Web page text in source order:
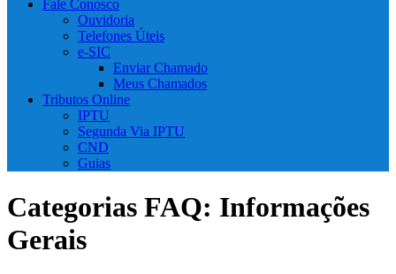
Fale Conosco
Ouvidoria
Telefones Úteis
e-SIC
Enviar Chamado
Meus Chamados
Tributos Online
IPTU
Segunda Via IPTU
CND
Guias
Categorias FAQ: Informações
Gerais